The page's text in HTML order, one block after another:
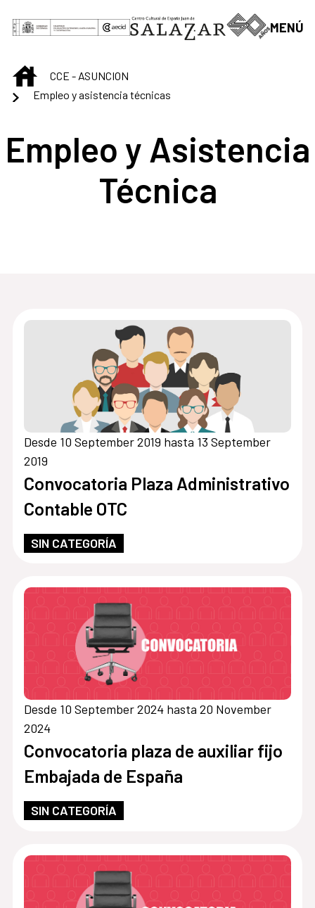
MENÚ
INICIOCCE - ASUNCION
Empleo y asistencia técnicas
Empleo y Asistencia
Técnica
Desde 10 September 2019 hasta 13 September
2019
Convocatoria Plaza Administrativo
Contable OTC
SIN CATEGORÍA
Desde 10 September 2024 hasta 20 November
2024
Convocatoria plaza de auxiliar fijo
Embajada de España
SIN CATEGORÍA